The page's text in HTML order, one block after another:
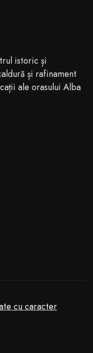
istoric și
și rafinament
ale orasului Alba
cu caracter